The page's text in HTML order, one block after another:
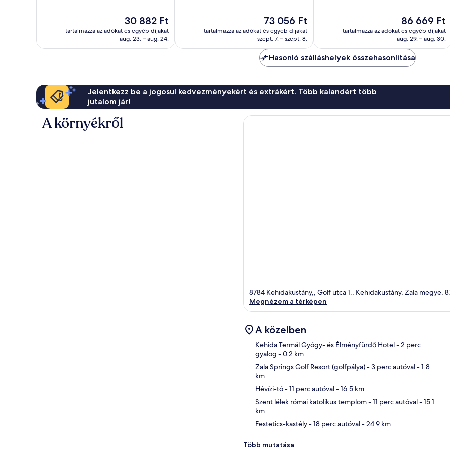
Az
ár
30 882 Ft
30 882 Ft
tartalmazza az adókat és egyéb díjakat
aug. 23. – aug. 24.
Az
ár
73 056 Ft
73 056 Ft
tartalmazza az adókat és egyéb díjakat
szept. 7. – szept. 8.
Az
ár
86 669 Ft
86 669 Ft
tartalmazza az adókat és egyéb díjakat
aug. 29. – aug. 30.
Hasonló szálláshelyek összehasonlítása
Jelentkezz be a jogosul kedvezményekért és extrákért. Több kalandért több
jutalom jár!
A környékről
8784 Kehidakustány,, Golf utca 1., Kehidakustány, Zala megye,
Megnézem a térképen
A közelben
Kehida Termál Gyógy- és Élményfürdő Hotel- 2 perc
gyalog - 0.2 km
Zala Springs Golf Resort (golfpálya)- 3 perc autóval- 1.8
km
Hévízi-tó- 11 perc autóval- 16.5 km
Szent lélek római katolikus templom- 11 perc autóval- 15.1
km
Festetics-kastély- 18 perc autóval- 24.9 km
Több mutatása